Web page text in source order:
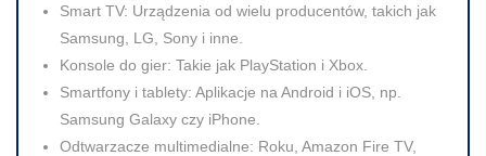
Smart TV: Urządzenia od wielu producentów, takich jak
Samsung, LG, Sony i inne.
Konsole do gier: Takie jak PlayStation i Xbox.
Smartfony i tablety: Aplikacje na Android i iOS, np.
Samsung Galaxy czy iPhone.
Odtwarzacze multimedialne: Roku, Amazon Fire TV,